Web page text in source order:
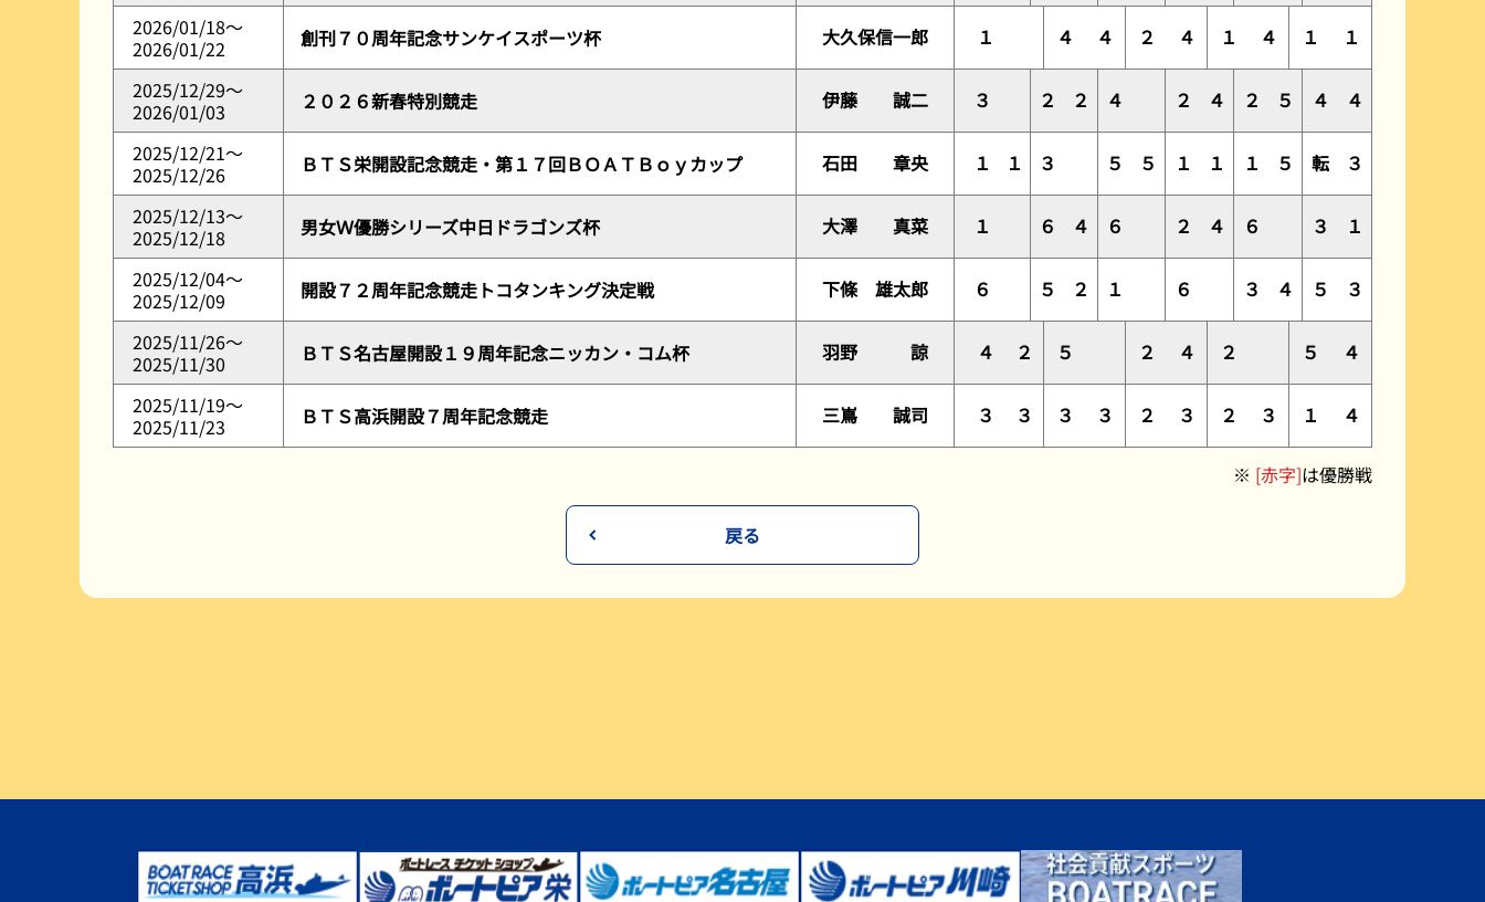
2026/01/18～
2026/01/22
創刊７０周年記念サンケイスポーツ杯 大久保信一郎 １ ４ ４ ２ ４ １ ４ １
１
2025/12/29～
2026/01/03
２０２６新春特別競走 伊藤 誠二 ３ ２ ２ ４ ２ ４ ２ ５ ４
４
2025/12/21～
2025/12/26
ＢＴＳ栄開設記念競走・第１７回ＢＯＡＴＢｏｙカップ 石田 章央 １ １ ３ ５ ５ １ １ １ ５ 転
３
2025/12/13～
2025/12/18
男女Ｗ優勝シリーズ中日ドラゴンズ杯 大澤 真菜 １ ６ ４ ６ ２ ４ ６ ３
１
2025/12/04～
2025/12/09
開設７２周年記念競走トコタンキング決定戦 下條 雄太郎 ６ ５ ２ １ ６ ３ ４ ５
３
2025/11/26～
2025/11/30
ＢＴＳ名古屋開設１９周年記念ニッカン・コム杯 羽野 諒 ４ ２ ５ ２ ４ ２ ５
４
2025/11/19～
2025/11/23
ＢＴＳ高浜開設７周年記念競走 三嶌 誠司 ３ ３ ３ ３ ２ ３ ２ ３ １ ４
※ [赤字]は優勝戦
戻る